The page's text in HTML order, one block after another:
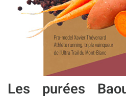
Les purées